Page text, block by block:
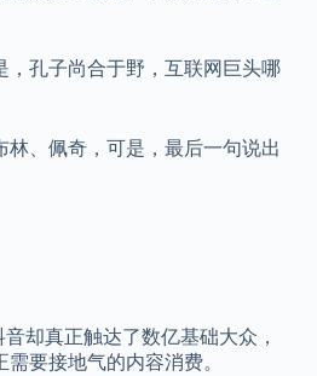
，孔子尚合于野，互联网巨头哪
、佩奇，可是，最后一句说出
却真正触达了数亿基础大众，
要接地气的内容消费。